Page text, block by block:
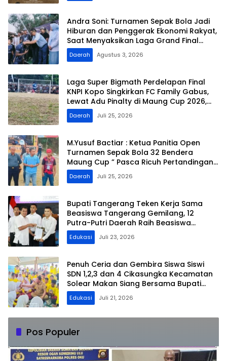
Andra Soni: Turnamen Sepak Bola Jadi
Hiburan dan Penggerak Ekonomi Rakyat,
Saat Menyaksikan Laga Grand Final
Maung Cup 3
Daerah Agustus 3, 2026
Laga Super Bigmath Perdelapan Final
KNPI Kopo Singkirkan FC Family Gabus,
Lewat Adu Pinalty di Maung Cup 2026,
Target Juara
Daerah Juli 25, 2026
M.Yusuf Bactiar : Ketua Panitia Open
Turnamen Sepak Bola 32 Bendera
Maung Cup ” Pasca Ricuh Pertandingan
Tetap di Lanjutkan, Situasi Aman,
Kondusif
Daerah Juli 25, 2026
Bupati Tangerang Teken Kerja Sama
Beasiswa Tangerang Gemilang, 12
Putra-Putri Daerah Raih Beasiswa
Pendidikan Transportasi
Edukasi Juli 23, 2026
Penuh Ceria dan Gembira Siswa Siswi
SDN 1,2,3 dan 4 Cikasungka Kecamatan
Solear Makan Siang Bersama Bupati
Tangerang
Edukasi Juli 21, 2026
Pos Populer